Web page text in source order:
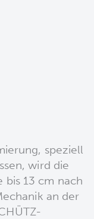
speziell
wird die
bis 13 cm nach
an der